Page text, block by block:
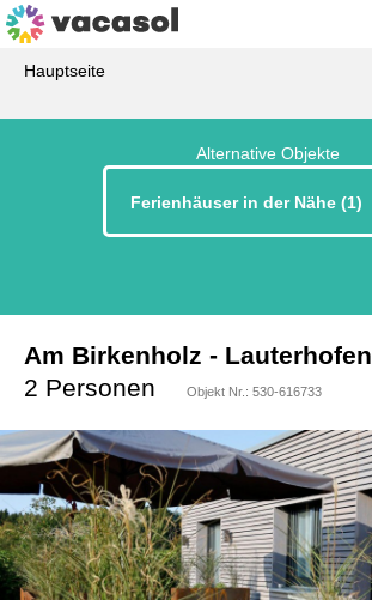
Hauptseite
Alternative Objekte
Ferienhäuser in der Nähe (1)
Am Birkenholz
- 92283
- Lauterhofen
2 Personen
Objekt Nr.: 530-616733